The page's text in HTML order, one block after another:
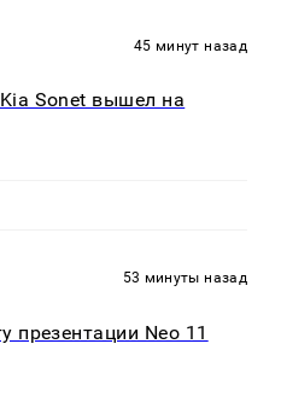
45 минут назад
Sonet вышел на
53 минуты назад
презентации Neo 11